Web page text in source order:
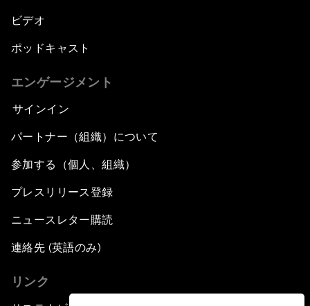
ビデオ
ポッドキャスト
エンゲージメント
サインイン
パートナー（組織）について
参加する（個人、組織）
プレスリリース登録
ニュースレター購読
連絡先 (英語のみ)
リンク